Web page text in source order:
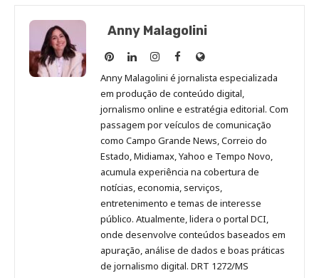
Anny Malagolini
Anny
Malagolini
no
Pinterest
Anny
Malagolini
no
LinkedIn
Anny
Malagolini
no
Instagram
Anny
Malagolini
no
Facebook
Site
de
Anny
Malagolini
Anny Malagolini é jornalista especializada
em produção de conteúdo digital,
jornalismo online e estratégia editorial. Com
passagem por veículos de comunicação
como Campo Grande News, Correio do
Estado, Midiamax, Yahoo e Tempo Novo,
acumula experiência na cobertura de
notícias, economia, serviços,
entretenimento e temas de interesse
público. Atualmente, lidera o portal DCI,
onde desenvolve conteúdos baseados em
apuração, análise de dados e boas práticas
de jornalismo digital. DRT 1272/MS